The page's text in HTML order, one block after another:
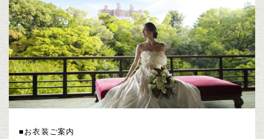
■お衣装ご案内